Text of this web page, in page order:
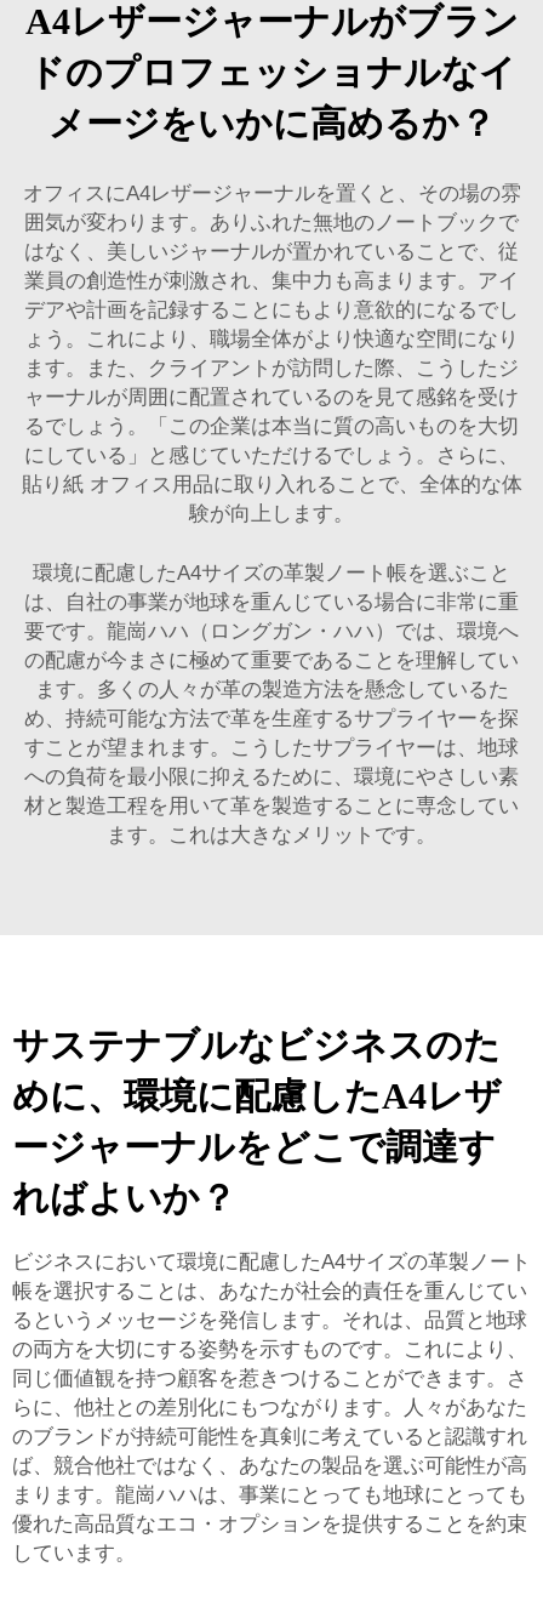
A4レザージャーナルがブラン
ドのプロフェッショナルなイ
メージをいかに高めるか？
オフィスにA4レザージャーナルを置くと、その場の雰
囲気が変わります。ありふれた無地のノートブックで
はなく、美しいジャーナルが置かれていることで、従
業員の創造性が刺激され、集中力も高まります。アイ
デアや計画を記録することにもより意欲的になるでし
ょう。これにより、職場全体がより快適な空間になり
ます。また、クライアントが訪問した際、こうしたジ
ャーナルが周囲に配置されているのを見て感銘を受け
るでしょう。「この企業は本当に質の高いものを大切
にしている」と感じていただけるでしょう。さらに、
貼り紙 オフィス用品に取り入れることで、全体的な体
験が向上します。
環境に配慮したA4サイズの革製ノート帳を選ぶこと
は、自社の事業が地球を重んじている場合に非常に重
要です。龍崗ハハ（ロングガン・ハハ）では、環境へ
の配慮が今まさに極めて重要であることを理解してい
ます。多くの人々が革の製造方法を懸念しているた
め、持続可能な方法で革を生産するサプライヤーを探
すことが望まれます。こうしたサプライヤーは、地球
への負荷を最小限に抑えるために、環境にやさしい素
材と製造工程を用いて革を製造することに専念してい
ます。これは大きなメリットです。
サステナブルなビジネスのた
めに、環境に配慮したA4レザ
ージャーナルをどこで調達す
ればよいか？
ビジネスにおいて環境に配慮したA4サイズの革製ノート
帳を選択することは、あなたが社会的責任を重んじてい
るというメッセージを発信します。それは、品質と地球
の両方を大切にする姿勢を示すものです。これにより、
同じ価値観を持つ顧客を惹きつけることができます。さ
らに、他社との差別化にもつながります。人々があなた
のブランドが持続可能性を真剣に考えていると認識すれ
ば、競合他社ではなく、あなたの製品を選ぶ可能性が高
まります。龍崗ハハは、事業にとっても地球にとっても
優れた高品質なエコ・オプションを提供することを約束
しています。